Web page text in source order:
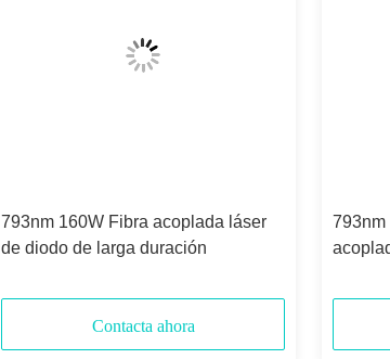
793nm 160W Fibra acoplada láser
de diodo de larga duración
Contacta ahora
793nm